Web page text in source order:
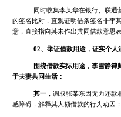
同时收集李某华在银行、联通
的签名比对，直观证明借条签名非李
意，直接指向其未作出共同借款意思
02、举证借款用途，证实个人
围绕借款实际用途，李雪静律
于夫妻共同生活：
其一 ，调取张某东因无力还
感障碍，解释其大额借款的行为动因；